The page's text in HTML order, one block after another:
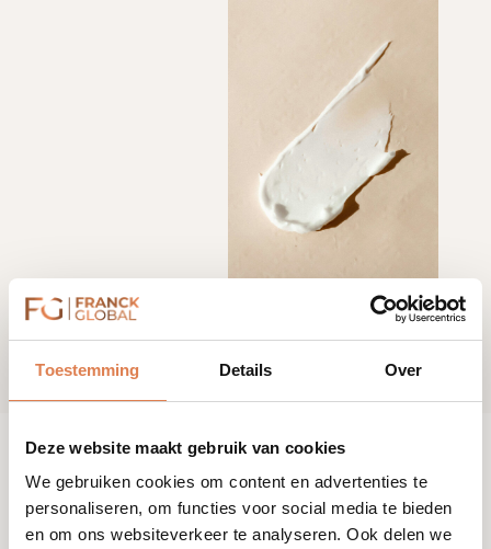
Toestemming Details Over
Deze website maakt gebruik van cookies
We gebruiken cookies om content en advertenties te
personaliseren, om functies voor social media te bieden
en om ons websiteverkeer te analyseren. Ook delen we